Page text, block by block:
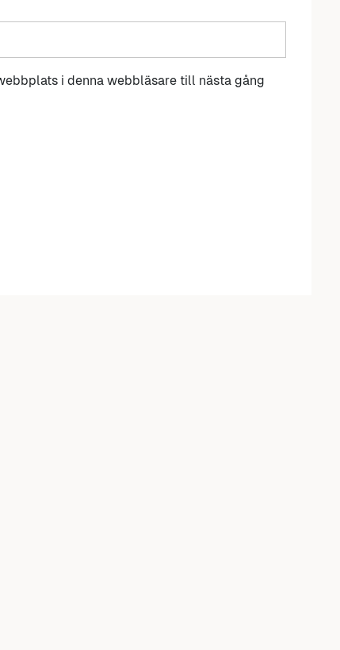
i denna webbläsare till nästa gång